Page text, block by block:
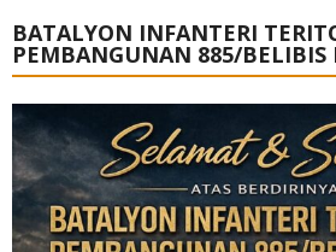
BATALYON INFANTERI
PEMBANGUNAN 885/BELIBIS